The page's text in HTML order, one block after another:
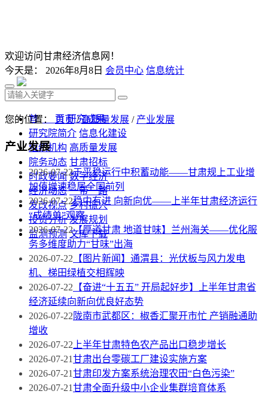
欢迎访问甘肃经济信息网！
今天是： 2026年8月8日 会员中心 信息统计
首 页 研究成果
研究院简介 信息化建设
组织机构 高质量发展
院务动态 甘肃招标
时政要闻 数字经济
经济动态 一带一路
发改视点 乡村振兴
投资分析 发展规划
监测预测 文库下载
您的位置： 首页/高质量发展 / 产业发展
产业发展
2026-07-22于平稳运行中积蓄动能——甘肃规上工业增
加值增速稳居全国前列
2026-07-22稳中有进 向新向优——上半年甘肃经济运行
“成绩单”观察
2026-07-22【厚道甘肃 地道甘味】兰州海关——优化服
务多维度助力“甘味”出海
2026-07-22 【图片新闻】通渭县：光伏板与风力发电
机、梯田绿植交相辉映
2026-07-22 【奋进“十五五” 开局起好步】上半年甘肃省
经济延续向新向优良好态势
2026-07-22陇南市武都区：椒香汇聚开市忙 产销融通助
增收
2026-07-22上半年甘肃特色农产品出口稳步增长
2026-07-21甘肃出台零碳工厂建设实施方案
2026-07-21甘肃印发方案系统治理农田“白色污染”
2026-07-21甘肃全面升级中小企业集群培育体系